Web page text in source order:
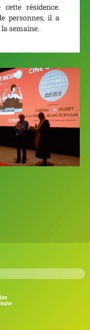
résidence.
personnes, il a
semaine.